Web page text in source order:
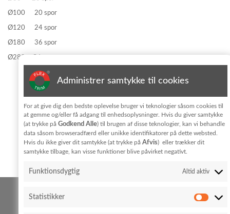
Ø100 20 spor
Ø120 24 spor
Ø180 36 spor
Ø280 54 spor
Tilmeld dig nyhedsbrevet
Jeg har læst og accepterer vilkårene for behandling af
personoplysninger iprivatlivpolitik
Administrer samtykke til cookies
For at give dig den bedste oplevelse bruger vi teknologier såsom cookies til
at gemme og/eller få adgang til enhedsoplysninger. Hvis du giver samtykke
(at trykke påGodkend Alle) til brugen af disse teknologier, kan vi behandle
data såsom browseradfærd eller unikke identifikatorer på dette websted.
Hvis du ikke giver dit samtykke (at trykke påAfvis) eller trækker dit
samtykke tilbage, kan visse funktioner blive påvirket negativt.
Funktionsdygtig Altid aktiv
Statistikker